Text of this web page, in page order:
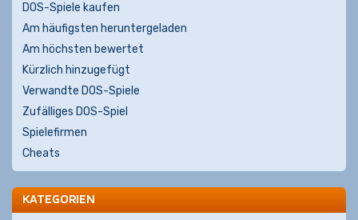
DOS-Spiele kaufen
Am häufigsten heruntergeladen
Am höchsten bewertet
Kürzlich hinzugefügt
Verwandte DOS-Spiele
Zufälliges DOS-Spiel
Spielefirmen
Cheats
KATEGORIEN